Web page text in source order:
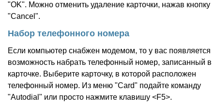
"OK". Можно отменить удаление карточки, нажав кнопку
"Cancel".
Набор телефонного номера
Если компьютер снабжен модемом, то у вас появляется
возможность набрать телефонный номер, записанный в
карточке. Выберите карточку, в которой расположен
телефонный номер. Из меню "Card" подайте команду
"Autodial" или просто нажмите клавишу <F5>.